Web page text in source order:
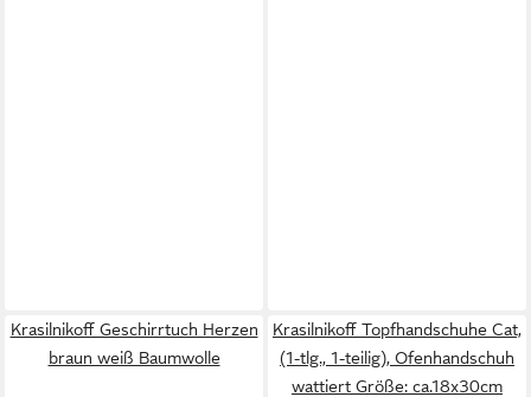
Krasilnikoff Geschirrtuch Herzen
braun weiß Baumwolle
Krasilnikoff Topfhandschuhe Cat,
(1-tlg., 1-teilig), Ofenhandschuh
wattiert Größe: ca.18x30cm